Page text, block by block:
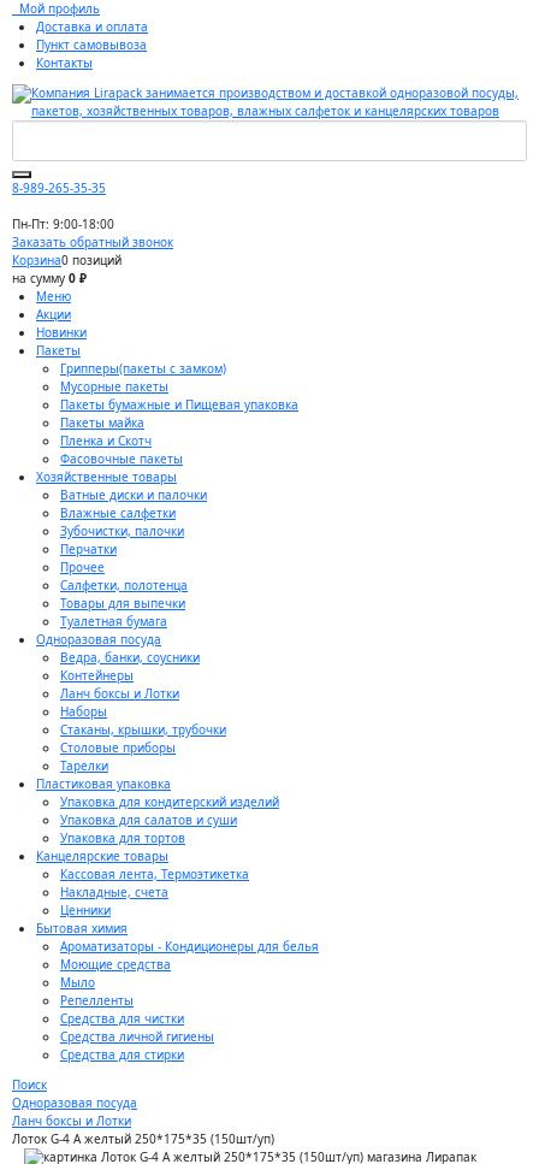
Мой профиль
Доставка и оплата
Пункт самовывоза
Контакты
8-989-265-35-35
Пн-Пт: 9:00-18:00
Заказать обратный звонок
Корзина0 позиций
на сумму 0 ₽
Меню
Акции
Новинки
Пакеты
Грипперы(пакеты с замком)
Мусорные пакеты
Пакеты бумажные и Пищевая упаковка
Пакеты майка
Пленка и Скотч
Фасовочные пакеты
Хозяйственные товары
Ватные диски и палочки
Влажные салфетки
Зубочистки, палочки
Перчатки
Прочее
Салфетки, полотенца
Товары для выпечки
Туалетная бумага
Одноразовая посуда
Ведра, банки, соусники
Контейнеры
Ланч боксы и Лотки
Наборы
Стаканы, крышки, трубочки
Столовые приборы
Тарелки
Пластиковая упаковка
Упаковка для кондитерский изделий
Упаковка для салатов и суши
Упаковка для тортов
Канцелярские товары
Кассовая лента, Термоэтикетка
Накладные, счета
Ценники
Бытовая химия
Ароматизаторы - Кондиционеры для белья
Моющие средства
Мыло
Репелленты
Средства для чистки
Средства личной гигиены
Средства для стирки
Поиск
Одноразовая посуда
Ланч боксы и Лотки
Лоток G-4 А желтый 250*175*35 (150шт/уп)